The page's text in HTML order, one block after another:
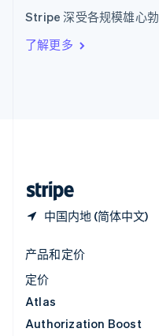
Stripe 深受各规模雄心
了解更多
中国内地 (简体中文)
ItalianoEnglish
印度
English
产品和定价
定价
Atlas
Authorization Boost